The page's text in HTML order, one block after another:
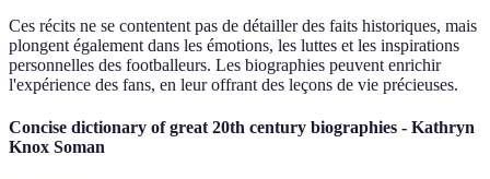
Ces récits ne se contentent pas de détailler des faits historiques, mais
plongent également dans les émotions, les luttes et les inspirations
personnelles des footballeurs. Les biographies peuvent enrichir
l'expérience des fans, en leur offrant des leçons de vie précieuses.
Concise dictionary of great 20th century biographies - Kathryn
Knox Soman